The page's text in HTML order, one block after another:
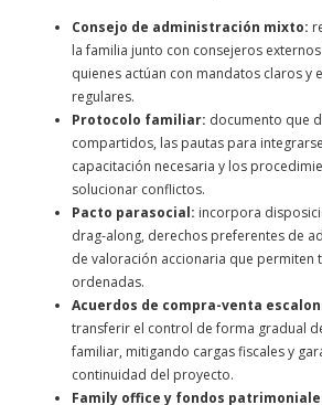
Consejo de administración mixto:
la familia junto con consejeros
quienes actúan con mandatos claros y
regulares.
Protocolo familiar: documento que
compartidos, las pautas para
capacitación necesaria y los
solucionar conflictos.
Pacto parasocial: incorpora
drag-along, derechos preferentes de
de valoración accionaria que permiten
ordenadas.
Acuerdos de compra-venta
transferir el control de forma gradual
familiar, mitigando cargas fiscales y
continuidad del proyecto.
Family office y fondos